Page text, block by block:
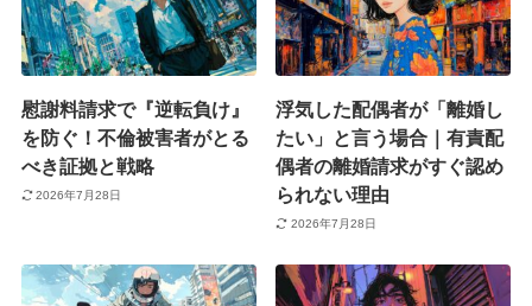
慰謝料請求で『逆転負け』
を防ぐ！不倫被害者がとる
べき証拠と戦略
2026年7月28日
浮気した配偶者が「離婚し
たい」と言う場合｜有責配
偶者の離婚請求がすぐ認め
られない理由
2026年7月28日